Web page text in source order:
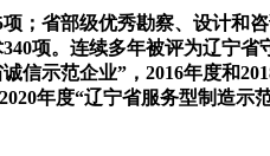
省部级优秀勘察、设计和
项。连续多年被评为辽宁
信示范企业”，2016年度和
2020年度“辽宁省服务型制造示